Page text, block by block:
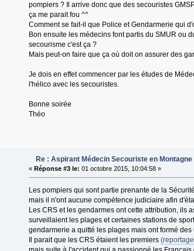
pompiers ? Il arrive donc que des secouristes
ça me parait fou ^^
Comment se fait-il que Police et Gendarmerie qui
Bon ensuite les médecins font partis du SMUR ou
secourisme c'est ça ?
Mais peut-on faire que ça où doit on assurer des
Je dois en effet commencer par les études de
l'hélico avec les secouristes.
Bonne soirée
Théo
Re : Aspirant Médecin Secouriste en Montagne
« Réponse #3 le: 01 octobre 2015, 10:04:58 »
Les pompiers qui sont partie prenante de la
mais il n'ont aucune compétence judiciaire afin
Les CRS et les gendarmes ont cette attribution, ils
surveillaient les plages et certaines stations de
gendarmerie a quitté les plages mais ont formé
Il parait que les CRS étaient les premiers